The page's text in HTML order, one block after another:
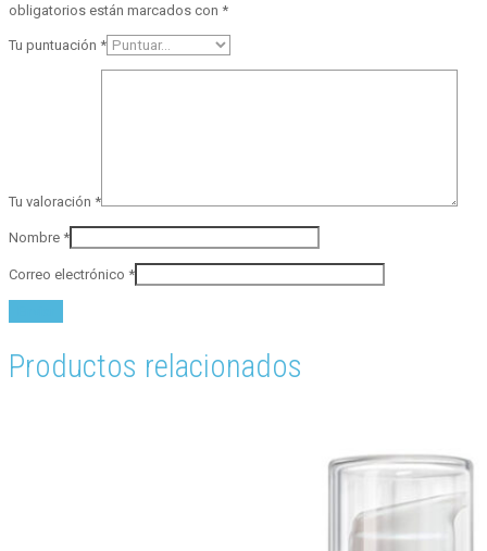
obligatorios están marcados con *
Tu puntuación *
Tu valoración *
Nombre *
Correo electrónico *
Productos relacionados